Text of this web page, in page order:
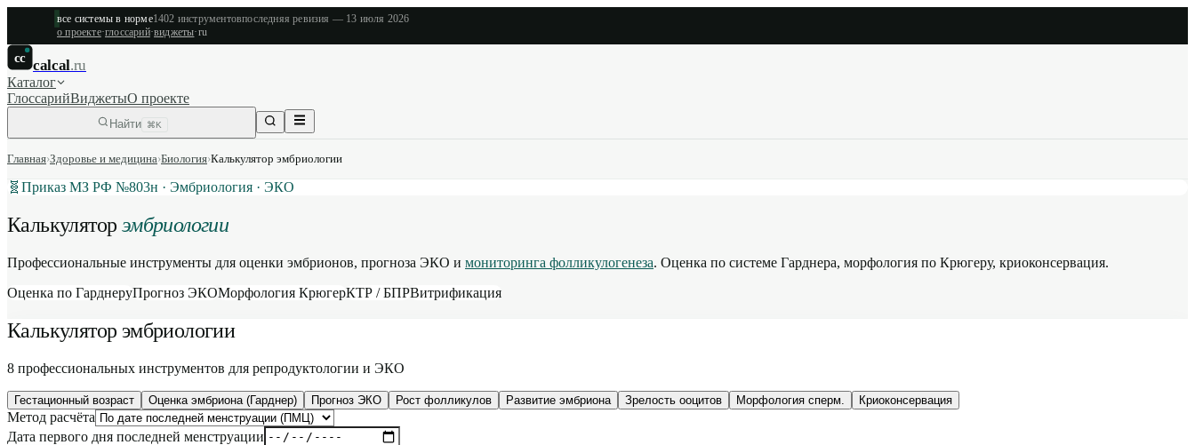
все системы в норме1402 инструментовпоследняя ревизия — 13 июля 2026
о проекте·глоссарий·виджеты·ru
cc calcal.ru
Каталог
ГлоссарийВиджетыО проекте
Найти ⌘K
Главная›Здоровье и медицина›Биология›Калькулятор эмбриологии
🧬 Приказ МЗ РФ №803н · Эмбриология · ЭКО
Калькулятор эмбриологии
Профессиональные инструменты для оценки эмбрионов, прогноза ЭКО и мониторинга фолликулогенеза. Оценка по системе Гарднера, морфология по Крюгеру, криоконсервация.
Оценка по ГарднеруПрогноз ЭКОМорфология КрюгерКТР / БПРВитрификация
Калькулятор эмбриологии
8 профессиональных инструментов для репродуктологии и ЭКО
Гестационный возраст Оценка эмбриона (Гарднер) Прогноз ЭКО Рост фолликулов Развитие эмбриона Зрелость ооцитов Морфология сперм. Криоконсервация
Метод расчёта
Дата первого дня последней менструации